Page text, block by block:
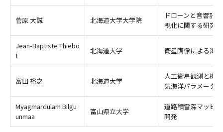
菅原 大誠 北海道大学大学院
ドローンと音響計
視化に関する研究
Jean-Baptiste Thiebo
t
北海道大学 衛星画像による海
富田 裕之 北海道大学
人工衛星観測と機
気海洋パラメータ
Myagmardulam Bilgu
unmaa
富山県立大学
道路積雪深マッピ
開発